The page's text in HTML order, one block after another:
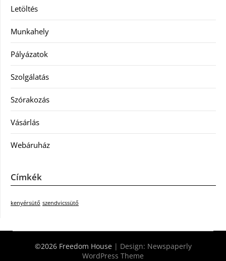
Letöltés
Munkahely
Pályázatok
Szolgálatás
Szórakozás
Vásárlás
Webáruház
Címkék
kenyérsütő szendvicssütő
©2026 Freedom House | Design: Newspaperly
WordPress Theme